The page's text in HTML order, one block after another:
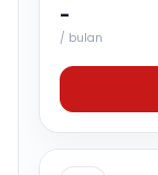
-
/ bulan